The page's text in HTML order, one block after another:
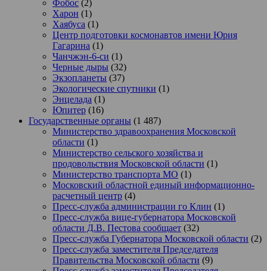
Фобос (2)
Харон (1)
Хаябуса (1)
Центр подготовки космонавтов имени Юрия
Гагарина (1)
Чанчжэн-6-си (1)
Черные дыры (32)
Экзопланеты (37)
Экологические спутники (1)
Энцелада (1)
Юпитер (16)
Государственные органы (1 487)
Министерство здравоохранения Московской
области (1)
Министерство сельского хозяйства и
продовольствия Московской области (1)
Министерство транспорта МО (1)
Московский областной единый информационно-
расчетный центр (4)
Пресс-служба администрации го Клин (1)
Пресс-служба вице-губернатора Московской
области Д.В. Пестова сообщает (32)
Пресс-служба Губернатора Московской области (2)
Пресс-служба заместителя Председателя
Правительства Московской области (9)